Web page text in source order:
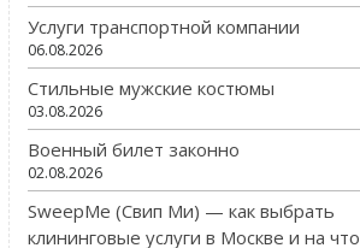
Услуги транспортной компании
06.08.2026
Стильные мужские костюмы
03.08.2026
Военный билет законно
02.08.2026
SweepMe (Свип Ми) — как выбрать
клининговые услуги в Москве и на что